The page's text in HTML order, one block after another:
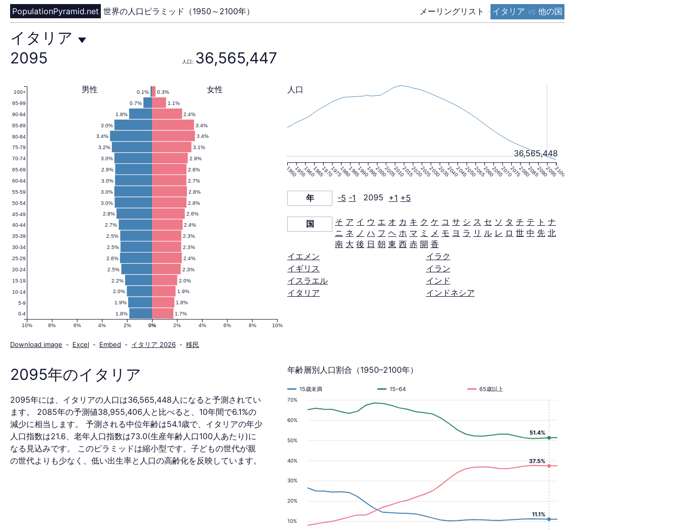
メーリングリスト - イタリア vs 他の国
PopulationPyramid.net 世界の人口ピラミッド（1950～2100年）
イ
タ
リ
ア
の
人
口
ピ
ラ
ミ
ッ
イタリア
2095
人口: 36,565,447
1.7%
1.8%
1.8%
1.9%
1.9%
2.0%
2.0%
2.2%
2.3%
2.5%
2.4%
2.6%
2.3%
2.5%
2.3%
2.5%
2.4%
2.7%
2.6%
2.8%
2.8%
3.0%
2.8%
3.0%
2.7%
3.0%
2.8%
2.9%
2.9%
3.0%
3.1%
3.2%
3.4%
3.4%
3.4%
3.0%
2.4%
1.8%
1.1%
0.7%
0.3%
0.1% 女性
男性
0% 2% 4% 6% 8% 10%
10% 8% 6% 4% 2% 0%
0-4
5-9
10-14
15-19
20-24
25-29
30-34
35-39
40-44
45-49
50-54
55-59
60-64
65-69
70-74
75-79
80-84
85-89
90-94
95-99
100+
Download image - Excel - Embed - イタリア 2026 - 移民
1950195519601965197019751980198519901995200020052010201520202025203020352040204520502055206020652070207520802085209020952100
36,565,448
人口
年 -5 -1 2095 +1 +5
国 そ ア イ ウ エ オ カ キ ク ケ コ サ シ ス セ ソ タ チ テ ト ナ
ニ ネ ノ ハ フ ヘ ホ マ ミ メ モ ヨ ラ リ ル レ ロ 世 中 先 北
南 大 後 日 朝 東 西 赤 開 香
イエメン
イギリス
イスラエル
イタリア
イラク
イラン
インド
インドネシア
2095年のイタリア
2095年には、イタリアの人口は36,565,448人になると予測されてい
ます。 2085年の予測値38,955,406人と比べると、10年間で6.1%の
減少に相当します。 予測される中位年齢は54.1歳で、イタリアの年少
人口指数は21.6、老年人口指数は73.0(生産年齢人口100人あたり)に
なる見込みです。 このピラミッドは縮小型です。子どもの世代が親
の世代よりも少なく、低い出生率と人口の高齢化を反映しています。
年齢層別人口割合（1950–2100年）
10%
20%
30%
40%
50%
60%
70%
15歳未満 15–64 65歳以上
11.1%
37.5%
51.4%